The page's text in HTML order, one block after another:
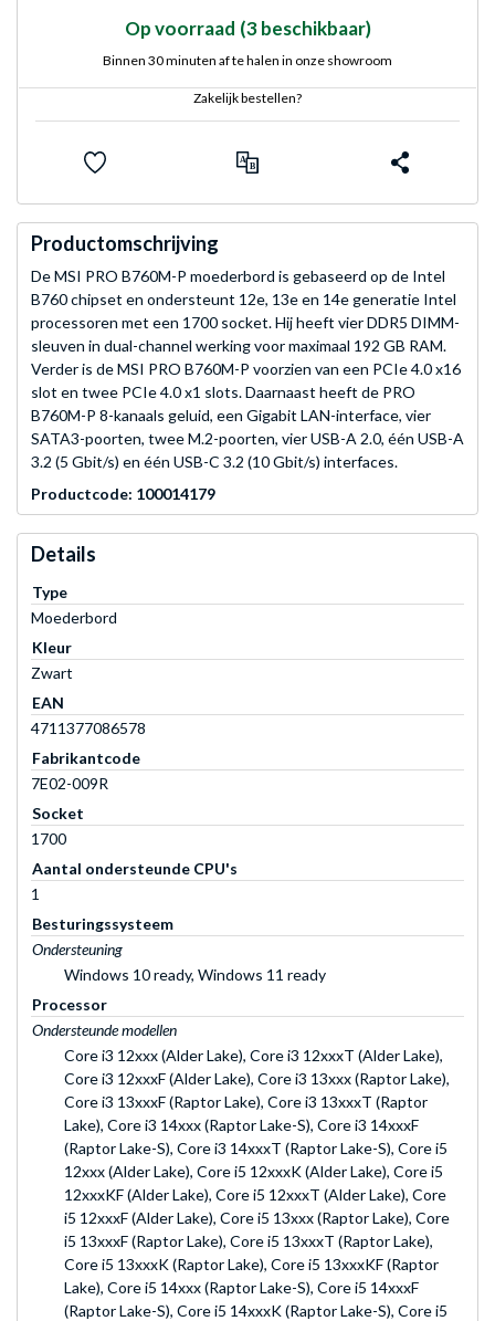
Op voorraad (3 beschikbaar)
Binnen 30 minuten af te halen in onze showroom
Zakelijk bestellen?
Productomschrijving
De MSI PRO B760M-P moederbord is gebaseerd op de Intel
B760 chipset en ondersteunt 12e, 13e en 14e generatie Intel
processoren met een 1700 socket. Hij heeft vier DDR5 DIMM-
sleuven in dual-channel werking voor maximaal 192 GB RAM.
Verder is de MSI PRO B760M-P voorzien van een PCIe 4.0 x16
slot en twee PCIe 4.0 x1 slots. Daarnaast heeft de PRO
B760M-P 8-kanaals geluid, een Gigabit LAN-interface, vier
SATA3-poorten, twee M.2-poorten, vier USB-A 2.0, één USB-A
3.2 (5 Gbit/s) en één USB-C 3.2 (10 Gbit/s) interfaces.
Productcode: 100014179
Details
Type
Moederbord
Kleur
Zwart
EAN
4711377086578
Fabrikantcode
7E02-009R
Socket
1700
Aantal ondersteunde CPU's
1
Besturingssysteem
Ondersteuning
Windows 10 ready, Windows 11 ready
Processor
Ondersteunde modellen
Core i3 12xxx (Alder Lake), Core i3 12xxxT (Alder Lake),
Core i3 12xxxF (Alder Lake), Core i3 13xxx (Raptor Lake),
Core i3 13xxxF (Raptor Lake), Core i3 13xxxT (Raptor
Lake), Core i3 14xxx (Raptor Lake-S), Core i3 14xxxF
(Raptor Lake-S), Core i3 14xxxT (Raptor Lake-S), Core i5
12xxx (Alder Lake), Core i5 12xxxK (Alder Lake), Core i5
12xxxKF (Alder Lake), Core i5 12xxxT (Alder Lake), Core
i5 12xxxF (Alder Lake), Core i5 13xxx (Raptor Lake), Core
i5 13xxxF (Raptor Lake), Core i5 13xxxT (Raptor Lake),
Core i5 13xxxK (Raptor Lake), Core i5 13xxxKF (Raptor
Lake), Core i5 14xxx (Raptor Lake-S), Core i5 14xxxF
(Raptor Lake-S), Core i5 14xxxK (Raptor Lake-S), Core i5